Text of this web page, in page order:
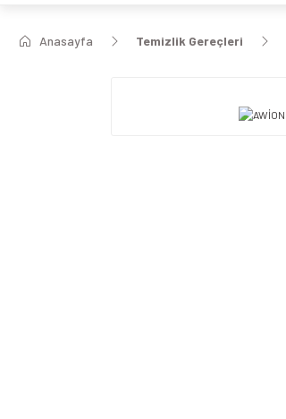
Anasayfa Temizlik Gereçleri